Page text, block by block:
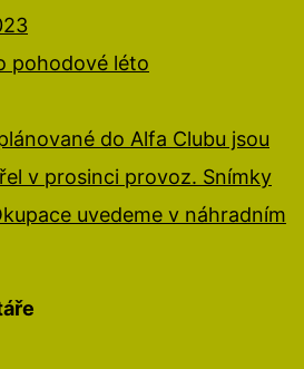
pohodové léto
do Alfa Clubu jsou
v prosinci provoz. Snímky
uvedeme v náhradním